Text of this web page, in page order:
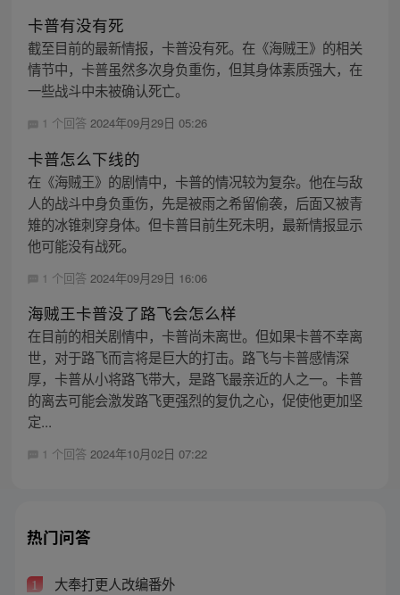
卡普有没有死
截至目前的最新情报，卡普没有死。在《海贼王》的相关
情节中，卡普虽然多次身负重伤，但其身体素质强大，在
一些战斗中未被确认死亡。
1 个回答 2024年09月29日 05:26
卡普怎么下线的
在《海贼王》的剧情中，卡普的情况较为复杂。他在与敌
人的战斗中身负重伤，先是被雨之希留偷袭，后面又被青
雉的冰锥刺穿身体。但卡普目前生死未明，最新情报显示
他可能没有战死。
1 个回答 2024年09月29日 16:06
海贼王卡普没了路飞会怎么样
在目前的相关剧情中，卡普尚未离世。但如果卡普不幸离
世，对于路飞而言将是巨大的打击。路飞与卡普感情深
厚，卡普从小将路飞带大，是路飞最亲近的人之一。卡普
的离去可能会激发路飞更强烈的复仇之心，促使他更加坚
定...
1 个回答 2024年10月02日 07:22
热门问答
1 大奉打更人改编番外